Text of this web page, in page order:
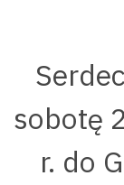
sobotę
r. do